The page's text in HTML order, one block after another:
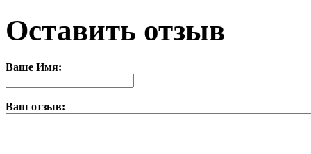
Оставить отзыв
Ваше Имя:
Ваш отзыв: